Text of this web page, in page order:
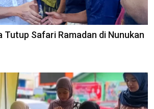
Tutup Safari Ramadan di Nunukan